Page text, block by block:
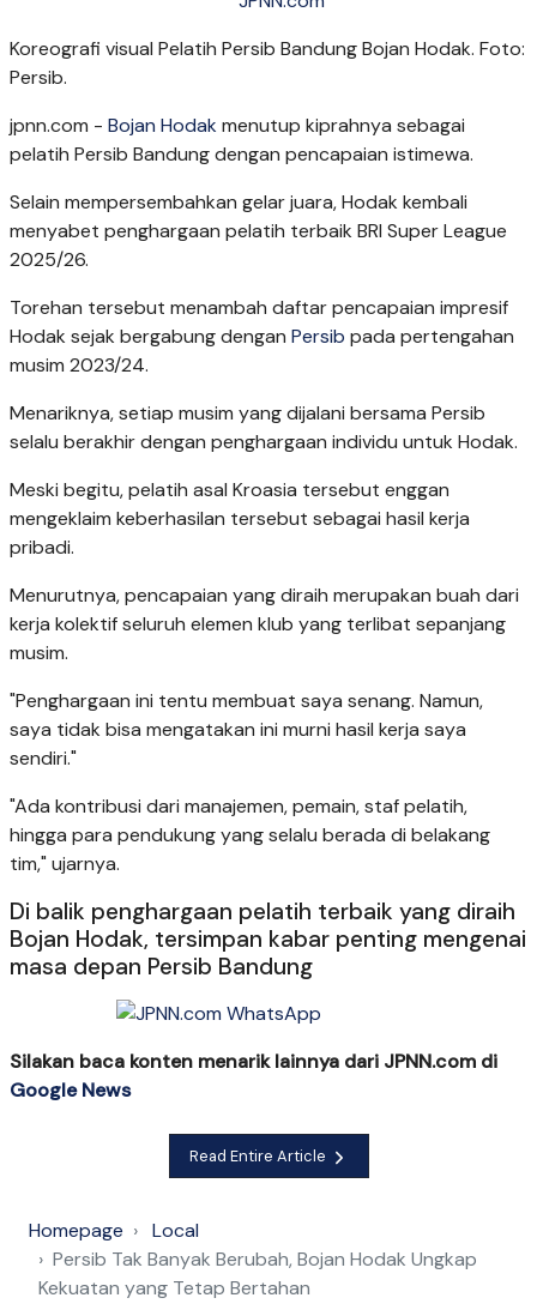
Koreografi visual Pelatih Persib Bandung Bojan Hodak. Foto:
Persib.
jpnn.com - Bojan Hodakmenutup kiprahnya sebagai
pelatih Persib Bandung dengan pencapaian istimewa.
Selain mempersembahkan gelar juara, Hodak kembali
menyabet penghargaan pelatih terbaik BRI Super League
2025/26.
Torehan tersebut menambah daftar pencapaian impresif
Hodak sejak bergabung dengan Persib pada pertengahan
musim 2023/24.
Menariknya, setiap musim yang dijalani bersama Persib
selalu berakhir dengan penghargaan individu untuk Hodak.
Meski begitu, pelatih asal Kroasia tersebut enggan
mengeklaim keberhasilan tersebut sebagai hasil kerja
pribadi.
Menurutnya, pencapaian yang diraih merupakan buah dari
kerja kolektif seluruh elemen klub yang terlibat sepanjang
musim.
"Penghargaan ini tentu membuat saya senang. Namun,
saya tidak bisa mengatakan ini murni hasil kerja saya
sendiri."
"Ada kontribusi dari manajemen, pemain, staf pelatih,
hingga para pendukung yang selalu berada di belakang
tim," ujarnya.
Di balik penghargaan pelatih terbaik yang diraih
Bojan Hodak, tersimpan kabar penting mengenai
masa depan Persib Bandung
Silakan baca konten menarik lainnya dari JPNN.com di
Google News
Read Entire Article
Homepage
Local
Persib Tak Banyak Berubah, Bojan Hodak Ungkap
Kekuatan yang Tetap Bertahan